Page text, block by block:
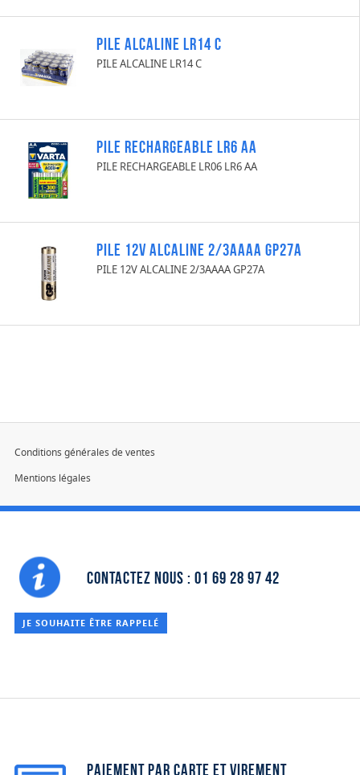
PILE ALCALINE LR14 C
PILE ALCALINE LR14 C
PILE RECHARGEABLE LR6 AA
PILE RECHARGEABLE LR06 LR6 AA
PILE 12V ALCALINE 2/3AAAA GP27A
PILE 12V ALCALINE 2/3AAAA GP27A
Conditions générales de ventes
Mentions légales
Devis
Contactez nous : 01 69 28 97 42
JE SOUHAITE ÊTRE RAPPELÉ
Paiement par carte et virement